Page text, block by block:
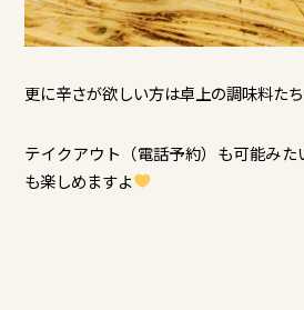
更に辛さが欲しい方は卓上の調味料た
テイクアウト（電話予約）も可能み
も楽しめますよ